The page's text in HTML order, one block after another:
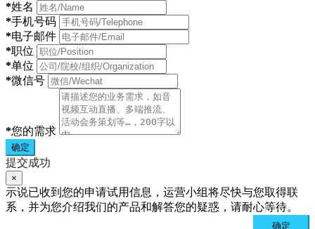
*姓名
*手机号码
*电子邮件
*职位
*单位
*微信号
*您的需求
确定
提交成功
×
示说已收到您的申请试用信息，运营小组将尽快与您取得联
系，并为您介绍我们的产品和解答您的疑惑，请耐心等待。
确定